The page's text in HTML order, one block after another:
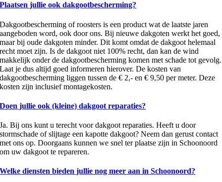
Plaatsen jullie ook dakgootbescherming?
Dakgootbescherming of roosters is een product wat de laatste jaren
aangeboden word, ook door ons. Bij nieuwe dakgoten werkt het goed,
maar bij oude dakgoten minder. Dit komt omdat de dakgoot helemaal
recht moet zijn. Is de dakgoot niet 100% recht, dan kan de wind
makkelijk onder de dakgootbescherming komen met schade tot gevolg.
Laat je dus altijd goed informeren hierover. De kosten van
dakgootbescherming liggen tussen de € 2,- en € 9,50 per meter. Deze
kosten zijn inclusief montagekosten.
Doen jullie ook (kleine) dakgoot reparaties?
Ja. Bij ons kunt u terecht voor dakgoot reparaties. Heeft u door
stormschade of slijtage een kapotte dakgoot? Neem dan gerust contact
met ons op. Doorgaans kunnen we snel ter plaatse zijn in Schoonoord
om uw dakgoot te repareren.
Welke diensten bieden jullie nog meer aan in Schoonoord?